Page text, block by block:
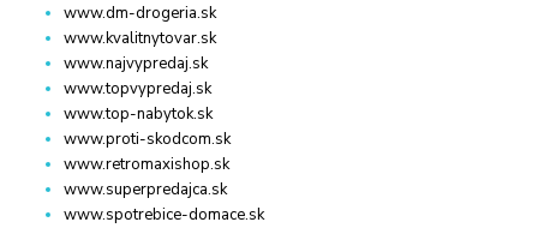
www.dm-drogeria.sk
www.kvalitnytovar.sk
www.najvypredaj.sk
www.topvypredaj.sk
www.top-nabytok.sk
www.proti-skodcom.sk
www.retromaxishop.sk
www.superpredajca.sk
www.spotrebice-domace.sk